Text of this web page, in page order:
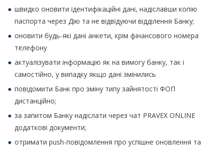
швидко оновити ідентифікаційні дані, надіславши копію
паспорта через Дію та не відвідуючи відділення Банку;
оновити будь-які дані анкети, крім фінансового номера
телефону
актуалізувати інформацію як на вимогу банку, так і
самостійно, у випадку якщо дані змінились
повідомити Банк про зміну типу зайнятості ФОП
дистанційно;
за запитом Банку надіслати через чат PRAVEX ONLINE
додаткові документи;
отримати push-повідомлення про успішне оновлення та